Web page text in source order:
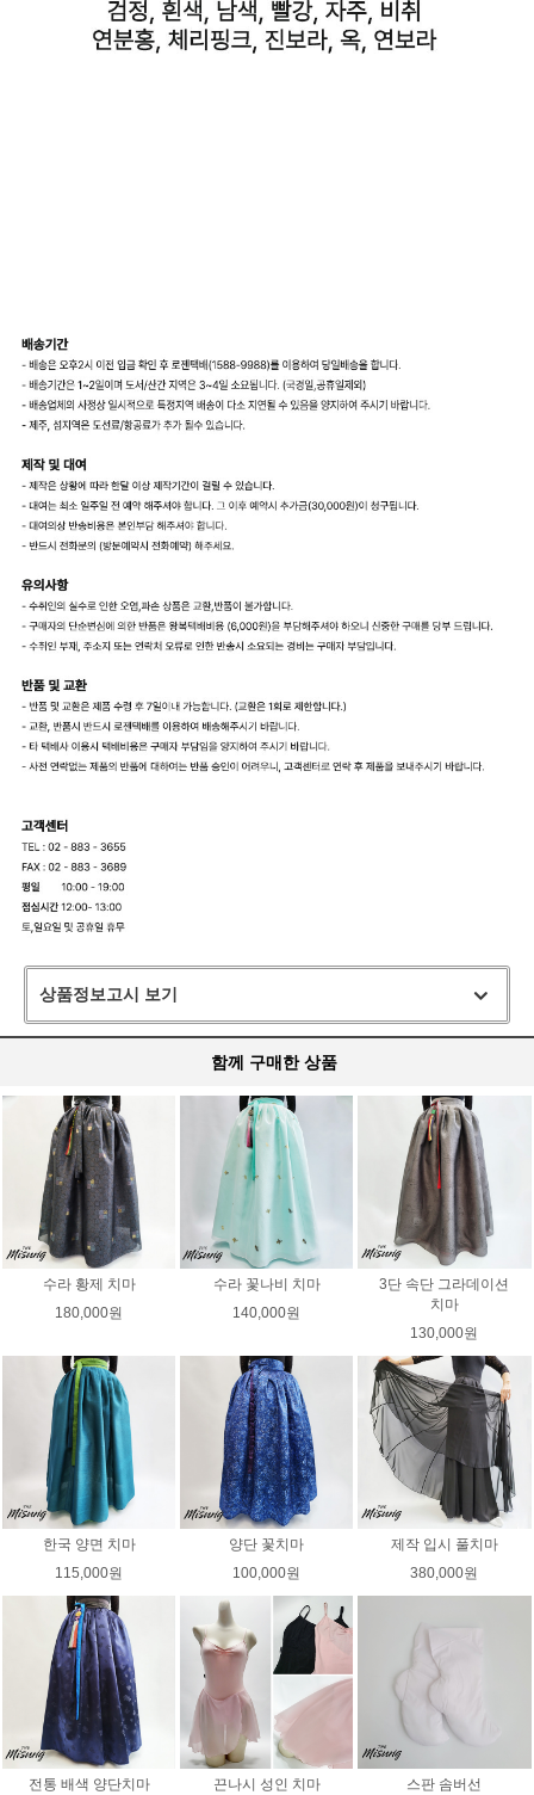
상품정보고시 보기
함께 구매한 상품
수라 황제 치마
180,000원
수라 꽃나비 치마
140,000원
3단 속단 그라데이션
치마
130,000원
한국 양면 치마
115,000원
양단 꽃치마
100,000원
제작 입시 풀치마
380,000원
전통 배색 양단치마
끈나시 성인 치마
스판 솜버선